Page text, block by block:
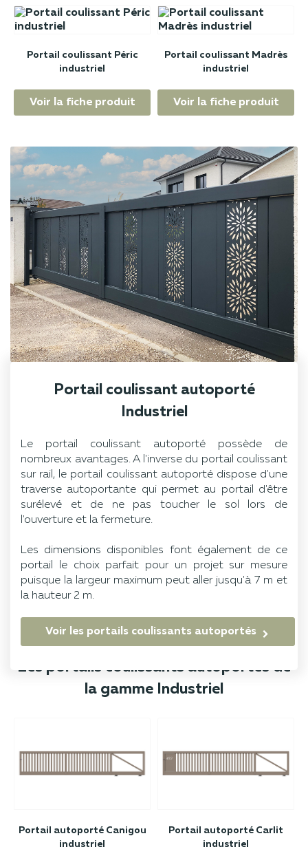
Portail coulissant Péric
industriel
Voir la fiche produit
Portail coulissant Madrès
industriel
Voir la fiche produit
Portail coulissant autoporté
Industriel
Le portail coulissant autoporté possède de
nombreux avantages. A l'inverse du portail coulissant
sur rail, le portail coulissant autoporté dispose d'une
traverse autoportante qui permet au portail d'être
surélevé et de ne pas toucher le sol lors de
l'ouverture et la fermeture.
Les dimensions disponibles font également de ce
portail le choix parfait pour un projet sur mesure
puisque la largeur maximum peut aller jusqu'à 7 m et
la hauteur 2 m.
Voir les portails coulissants autoportés
Les portails coulissants autoportés de
la gamme Industriel
Portail autoporté Canigou
industriel
Portail autoporté Carlit
industriel